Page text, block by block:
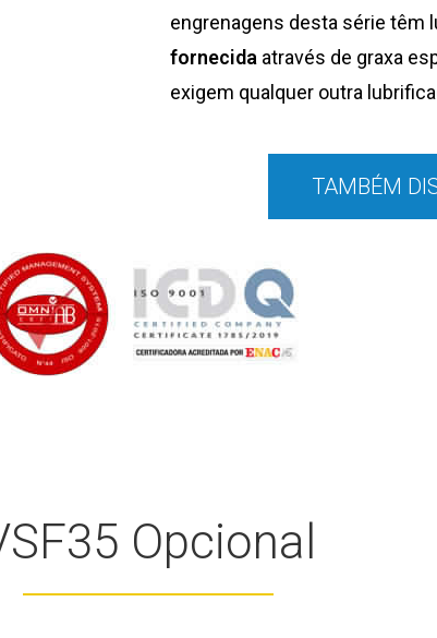
engrenagens desta série têm
fornecida através de graxa
exigem qualquer outra
TAMBÉM
Opcional